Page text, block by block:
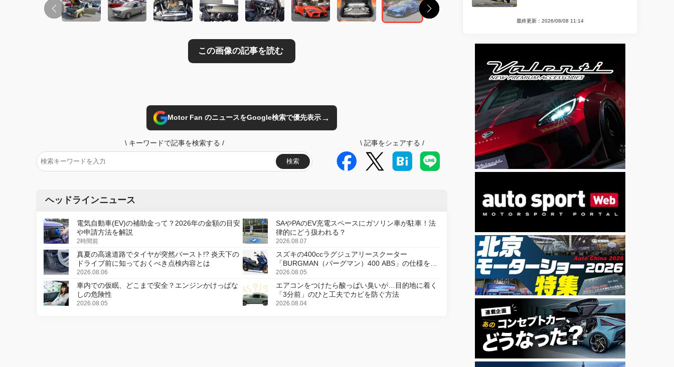
Motor Fan のニュースをGoogle検索で優先表示→
\ キーワードで記事を検索する /
検索
\ 記事をシェアする /
ヘッドラインニュース
電気自動車(EV)の補助金って？2026年の金額の目安
や申請方法を解説
2時間前
SAやPAのEV充電スペースにガソリン車が駐車！法
律的にどう扱われる？
2026.08.07
真夏の高速道路でタイヤが突然バースト!? 炎天下の
ドライブ前に知っておくべき点検内容とは
2026.08.06
スズキの400ccラグジュアリースクーター
「BURGMAN（バーグマン）400 ABS」の仕様を変
更し、8月18日に発売
2026.08.05
車内での仮眠、どこまで安全？エンジンかけっぱな
しの危険性
2026.08.05
エアコンをつけたら酸っぱい臭いが…目的地に着く
「3分前」のひと工夫でカビを防ぐ方法
2026.08.04
最終更新：2026/08/08 11:14